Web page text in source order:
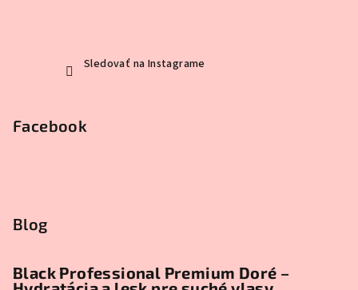
Sledovať na Instagrame
Facebook
Blog
Black Professional Premium Doré –